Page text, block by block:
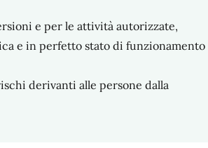
e per le attività autorizzate,
e in perfetto stato di funzionamento
derivanti alle persone dalla